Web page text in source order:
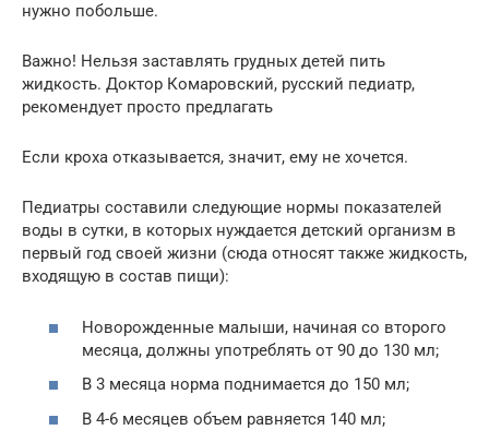
нужно побольше.
Важно! Нельзя заставлять грудных детей пить
жидкость. Доктор Комаровский, русский педиатр,
рекомендует просто предлагать
Если кроха отказывается, значит, ему не хочется.
Педиатры составили следующие нормы показателей
воды в сутки, в которых нуждается детский организм в
первый год своей жизни (сюда относят также жидкость,
входящую в состав пищи):
Новорожденные малыши, начиная со второго
месяца, должны употреблять от 90 до 130 мл;
В 3 месяца норма поднимается до 150 мл;
В 4-6 месяцев объем равняется 140 мл;